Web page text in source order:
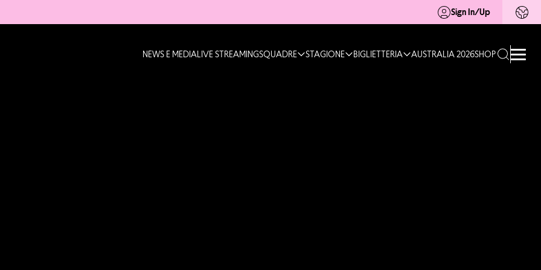
Sign In/Up
NEWS E MEDIALIVE STREAMINGSQUADRE STAGIONE BIGLIETTERIA AUSTRALIA 2026SHOP